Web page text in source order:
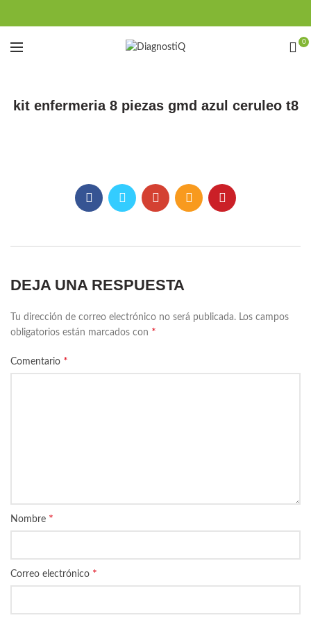
0
kit enfermeria 8 piezas gmd azul ceruleo t8
DEJA UNA RESPUESTA
Tu dirección de correo electrónico no será publicada. Los campos
obligatorios están marcados con *
Comentario *
Nombre *
Correo electrónico *